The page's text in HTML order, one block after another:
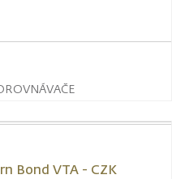
Bond VTA - CZK